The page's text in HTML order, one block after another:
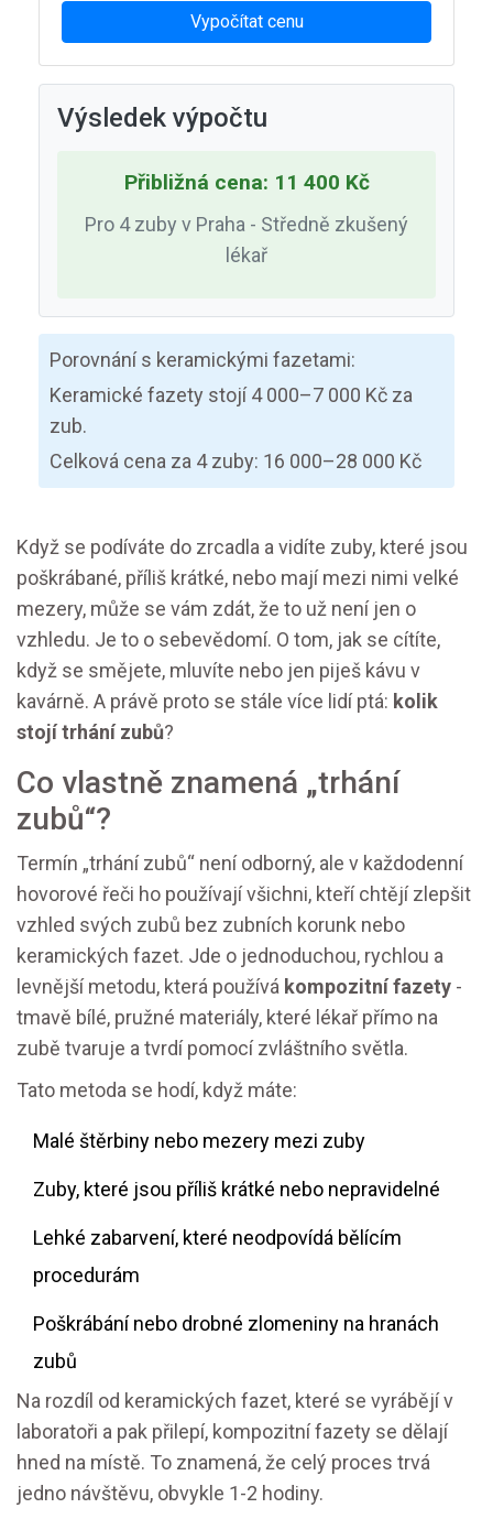
Vypočítat cenu
Výsledek výpočtu
Přibližná cena: 11 400 Kč
Pro 4 zuby v Praha - Středně zkušený
lékař
Porovnání s keramickými fazetami:
Keramické fazety stojí 4 000–7 000 Kč za
zub.
Celková cena za 4 zuby: 16 000–28 000 Kč
Když se podíváte do zrcadla a vidíte zuby, které jsou
poškrábané, příliš krátké, nebo mají mezi nimi velké
mezery, může se vám zdát, že to už není jen o
vzhledu. Je to o sebevědomí. O tom, jak se cítíte,
když se smějete, mluvíte nebo jen piješ kávu v
kavárně. A právě proto se stále více lidí ptá: kolik
stojí trhání zubů?
Co vlastně znamená „trhání
zubů“?
Termín „trhání zubů“ není odborný, ale v každodenní
hovorové řeči ho používají všichni, kteří chtějí zlepšit
vzhled svých zubů bez zubních korunk nebo
keramických fazet. Jde o jednoduchou, rychlou a
levnější metodu, která používá kompozitní fazety -
tmavě bílé, pružné materiály, které lékař přímo na
zubě tvaruje a tvrdí pomocí zvláštního světla.
Tato metoda se hodí, když máte:
Malé štěrbiny nebo mezery mezi zuby
Zuby, které jsou příliš krátké nebo nepravidelné
Lehké zabarvení, které neodpovídá bělícím
procedurám
Poškrábání nebo drobné zlomeniny na hranách
zubů
Na rozdíl od keramických fazet, které se vyrábějí v
laboratoři a pak přilepí, kompozitní fazety se dělají
hned na místě. To znamená, že celý proces trvá
jedno návštěvu, obvykle 1-2 hodiny.